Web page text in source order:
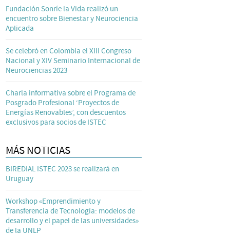
Fundación Sonríe la Vida realizó un
encuentro sobre Bienestar y Neurociencia
Aplicada
Se celebró en Colombia el XIII Congreso
Nacional y XIV Seminario Internacional de
Neurociencias 2023
Charla informativa sobre el Programa de
Posgrado Profesional ‘Proyectos de
Energías Renovables’, con descuentos
exclusivos para socios de ISTEC
MÁS NOTICIAS
BIREDIAL ISTEC 2023 se realizará en
Uruguay
Workshop «Emprendimiento y
Transferencia de Tecnología: modelos de
desarrollo y el papel de las universidades»
de la UNLP